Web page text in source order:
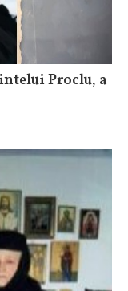
Proclu, a